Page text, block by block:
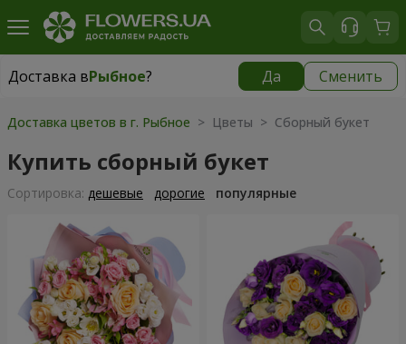
Доставка вРыбное? Да Сменить
Доставка вРыбное|
Доставка цветов в г. Рыбное > Цветы > Сборный букет
Купить сборный букет
Cортировка: дешевые дорогие популярные